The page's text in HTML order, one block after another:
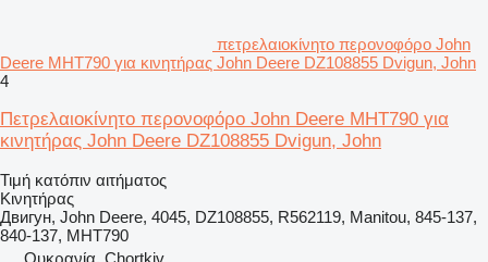
πετρελαιοκίνητο περονοφόρο John
Deere MHT790 για κινητήρας John Deere DZ108855 Dvigun, John
4
Πετρελαιοκίνητο περονοφόρο John Deere MHT790 για
κινητήρας John Deere DZ108855 Dvigun, John
Τιμή κατόπιν αιτήματος
Κινητήρας
Двигун, John Deere, 4045, DZ108855, R562119, Manitou, 845-137,
840-137, MHT790